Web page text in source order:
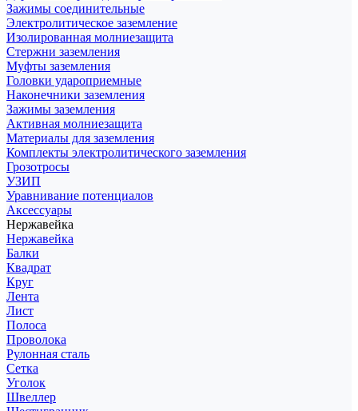
Зажимы соединительные
Электролитическое заземление
Изолированная молниезащита
Стержни заземления
Муфты заземления
Головки удароприемные
Наконечники заземления
Зажимы заземления
Активная молниезащита
Материалы для заземления
Комплекты электролитического заземления
Грозотросы
УЗИП
Уравнивание потенциалов
Аксессуары
Нержавейка
Нержавейка
Балки
Квадрат
Круг
Лента
Лист
Полоса
Проволока
Рулонная сталь
Сетка
Уголок
Швеллер